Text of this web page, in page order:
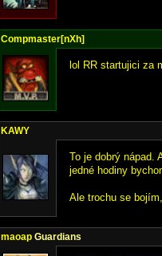
Compmaster[nXh]
lol RR startujici za
KAWY
To je dobrý nápad.
jedné hodiny
Ale trochu se
maoap Guardians